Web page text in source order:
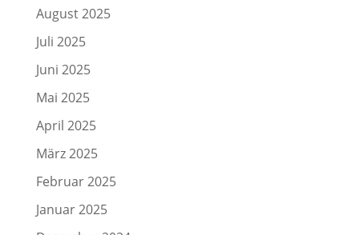
August 2025
Juli 2025
Juni 2025
Mai 2025
April 2025
März 2025
Februar 2025
Januar 2025